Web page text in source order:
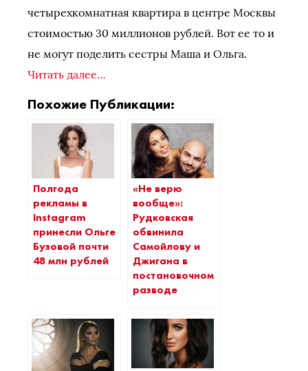
четырехкомнатная квартира в центре Москвы
стоимостью 30 миллионов рублей. Вот ее то и
не могут поделить сестры Маша и Ольга.
Читать далее…
Похожие Публикации:
Полгода
рекламы в
Instagram
принесли Ольге
Бузовой почти
48 млн рублей
«Не верю
вообще»:
Рудковская
обвинила
Самойлову и
Джигана в
постановочном
разводе